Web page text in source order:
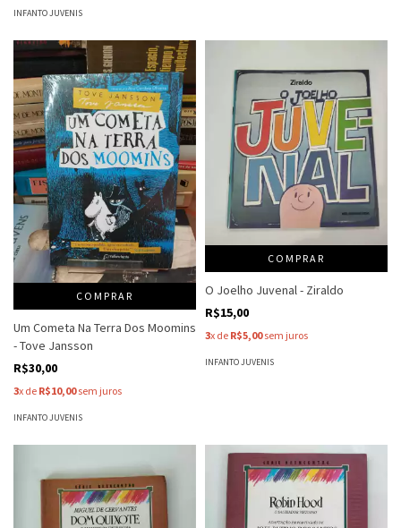
INFANTO JUVENIS
COMPRAR
Um Cometa Na Terra Dos Moomins
- Tove Jansson
R$30,00
3x de R$10,00sem juros
INFANTO JUVENIS
COMPRAR
O Joelho Juvenal - Ziraldo
R$15,00
3x de R$5,00sem juros
INFANTO JUVENIS